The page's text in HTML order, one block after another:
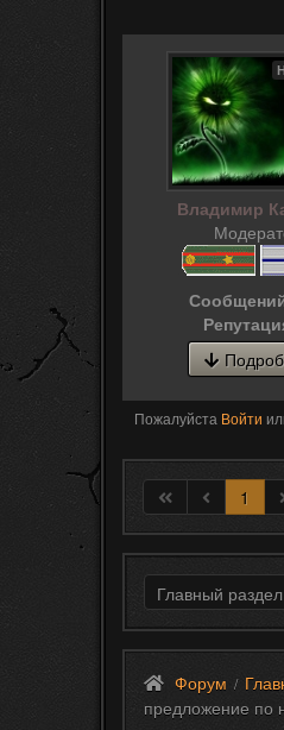
Владимир
Пожалуйста Войти
1
Форум /
предложение по